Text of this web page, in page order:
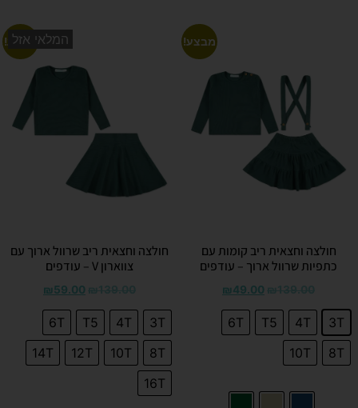
מבצע!
חולצה וחצאית ריב קומות עם
כתפיות שרוול ארוך – עודפים
₪49.00
3T
4T
T5
6T
8T
10T
המלאי אזל
מבצע!
חולצה וחצאית ריב שרוול ארוך עם
צווארון V – עודפים
₪59.00
3T
4T
T5
6T
8T
10T
12T
14T
16T